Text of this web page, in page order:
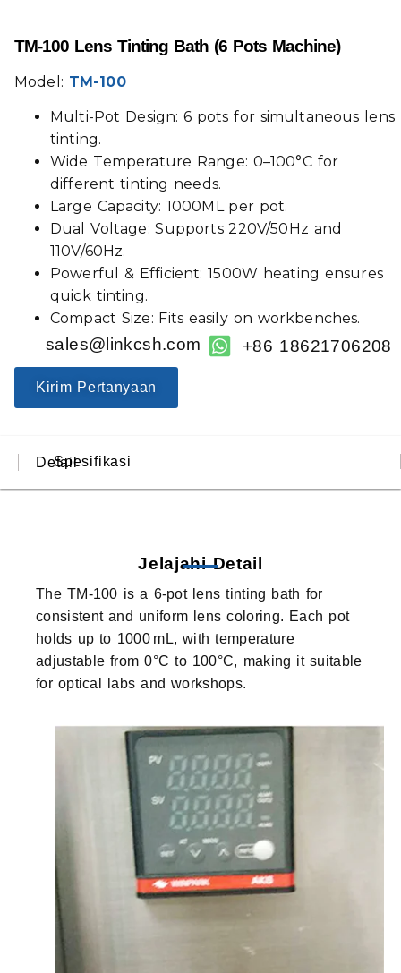
TM-100 Lens Tinting Bath (6 Pots Machine)
Model: TM-100
Multi-Pot Design: 6 pots for simultaneous lens
tinting.
Wide Temperature Range: 0–100°C for
different tinting needs.
Large Capacity: 1000ML per pot.
Dual Voltage: Supports 220V/50Hz and
110V/60Hz.
Powerful & Efficient: 1500W heating ensures
quick tinting.
Compact Size: Fits easily on workbenches.
sales@linkcsh.com +86 18621706208
Kirim Pertanyaan
Detail
Spesifikasi
Jelajahi Detail
The TM-100 is a 6-pot lens tinting bath for
consistent and uniform lens coloring. Each pot
holds up to 1000 mL, with temperature
adjustable from 0°C to 100°C, making it suitable
for optical labs and workshops.